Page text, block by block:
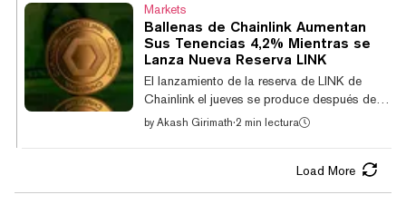
se disparó 12,9% a $198,48 mientras
Chainlink subió 12,5% a $24,21 en las
últimas 24 horas, según CoinGecko. El
mercado más amplio de altcoins se unió al
avance, con tokens principales mostrando
Markets
Ballenas de Chainlink Aumentan
Sus Tenencias 4,2% Mientras se
Lanza Nueva Reserva LINK
El lanzamiento de la reserva de LINK de
Chainlink el jueves se produce después de
que grandes tenedores acumularan millones
financiada por las corrientes de ingresos on-
chain y off-chain de Chainlink, según el
anuncio del jueves. Los ingresos de la
by Akash Girimath·2 min lectura
Load More